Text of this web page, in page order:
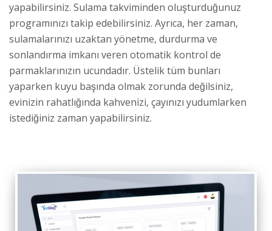
yapabilirsiniz. Sulama takviminden oluşturduğunuz
programınızı takip edebilirsiniz. Ayrıca, her zaman,
sulamalarınızı uzaktan yönetme, durdurma ve
sonlandırma imkanı veren otomatik kontrol de
parmaklarınızın ucundadır. Üstelik tüm bunları
yaparken kuyu başında olmak zorunda değilsiniz,
evinizin rahatlığında kahvenizi, çayınızı yudumlarken
istediğiniz zaman yapabilirsiniz.